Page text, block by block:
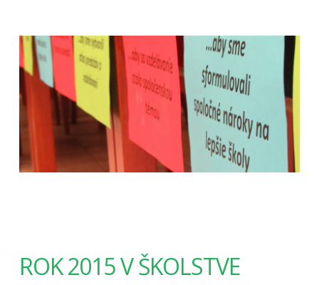
ROK 2015 V ŠKOLSTVE